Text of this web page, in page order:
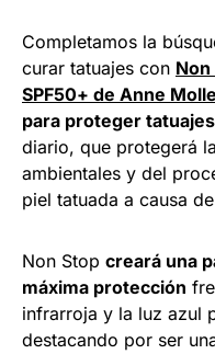
Completamos la
curar tatuajes con
SPF50+ de Anne
para proteger
diario, que protegerá
ambientales y del
piel tatuada a causa
Non Stop creará una
máxima protección
infrarroja y la luz azul
destacando por ser